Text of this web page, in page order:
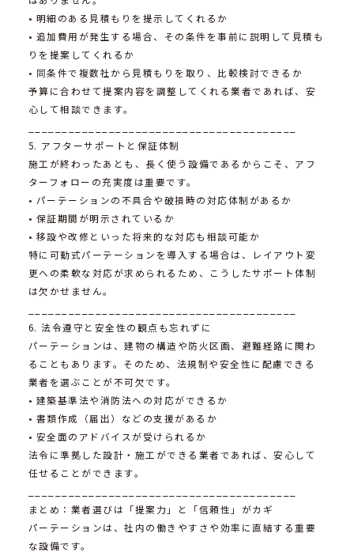
• 明細のある見積もりを提示してくれるか
• 追加費用が発生する場合、その条件を事前に説明して見積も
りを提案してくれるか
• 同条件で複数社から見積もりを取り、比較検討できるか
予算に合わせて提案内容を調整してくれる業者であれば、安
心して相談できます。
5. アフターサポートと保証体制
施工が終わったあとも、長く使う設備であるからこそ、アフ
ターフォローの充実度は重要です。
• パーテーションの不具合や破損時の対応体制があるか
• 保証期間が明示されているか
• 移設や改修といった将来的な対応も相談可能か
特に可動式パーテーションを導入する場合は、レイアウト変
更への柔軟な対応が求められるため、こうしたサポート体制
は欠かせません。
6. 法令遵守と安全性の観点も忘れずに
パーテーションは、建物の構造や防火区画、避難経路に関わ
ることもあります。そのため、法規制や安全性に配慮できる
業者を選ぶことが不可欠です。
• 建築基準法や消防法への対応ができるか
• 書類作成（届出）などの支援があるか
• 安全面のアドバイスが受けられるか
法令に準拠した設計・施工ができる業者であれば、安心して
任せることができます。
まとめ：業者選びは「提案力」と「信頼性」がカギ
パーテーションは、社内の働きやすさや効率に直結する重要
な設備です。